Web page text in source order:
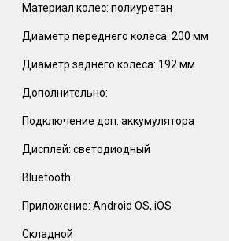
Материал колес: полиуретан
Диаметр переднего колеса: 200 мм
Диаметр заднего колеса: 192 мм
Дополнительно:
Подключение доп. аккумулятора
Дисплей: светодиодный
Bluetooth:
Приложение: Android OS, iOS
Складной